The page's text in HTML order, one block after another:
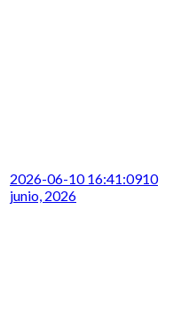
2026-06-10 16:41:0910
junio, 2026